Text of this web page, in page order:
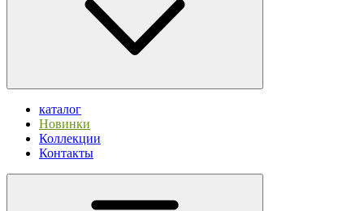
каталог
Новинки
Коллекции
Контакты